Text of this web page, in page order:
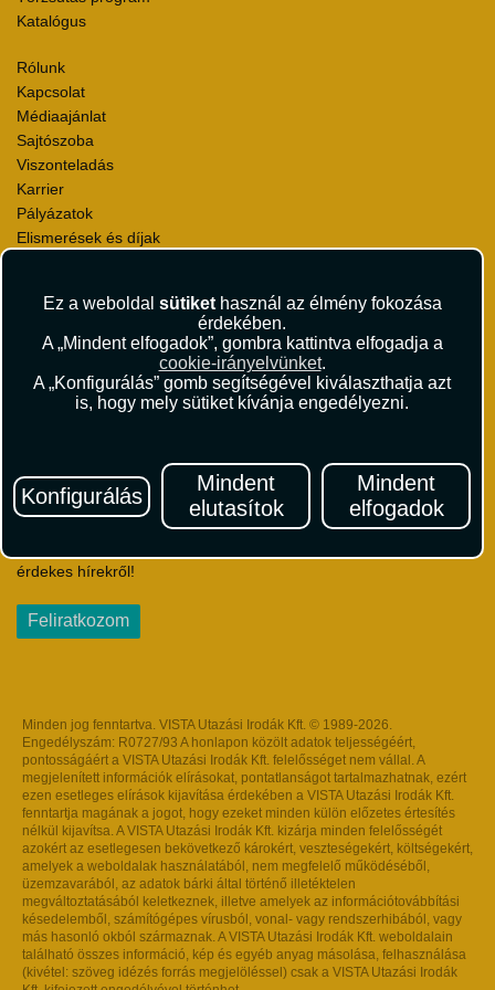
Ez a weboldal sütikethasznál az élmény fokozása
érdekében.
A „Mindent elfogadok”, gombra kattintva elfogadja a
cookie-irányelvünket.
A „Konfigurálás” gomb segítségével kiválaszthatja azt
is, hogy mely sütiket kívánja engedélyezni.
Konfigurálás
Mindent
elutasítok
Mindent
elfogadok
Katalógus
Rólunk
Kapcsolat
Médiaajánlat
Sajtószoba
Viszonteladás
Karrier
Pályázatok
Elismerések és díjak
Utazási Csomag Szerződési Feltételek
Útlemondás-biztosítás Szerződési Feltételek
Utasbiztosítás Szerződési Feltételek
Repülőjegy Szerződési Feltételek
Adatvédelem
Hírlevél
Iratkozzon fel Magyarország egyik legszínesebb utazási
érdekes hírekről!
Feliratkozom
Minden jog fenntartva. VISTA Utazási Irodák Kft. © 1989-2026.
Engedélyszám: R0727/93 A honlapon közölt adatok teljességéért,
pontosságáért a VISTA Utazási Irodák Kft. felelősséget nem vállal. A
megjelenített információk elírásokat, pontatlanságot tartalmazhatnak, ezért
ezen esetleges elírások kijavítása érdekében a VISTA Utazási Irodák Kft.
fenntartja magának a jogot, hogy ezeket minden külön előzetes értesítés
nélkül kijavítsa. A VISTA Utazási Irodák Kft. kizárja minden felelősségét
azokért az esetlegesen bekövetkező károkért, veszteségekért, költségekért,
amelyek a weboldalak használatából, nem megfelelő működéséből,
üzemzavarából, az adatok bárki által történő illetéktelen
megváltoztatásából keletkeznek, illetve amelyek az információtovábbítási
késedelemből, számítógépes vírusból, vonal- vagy rendszerhibából, vagy
más hasonló okból származnak. A VISTA Utazási Irodák Kft. weboldalain
található összes információ, kép és egyéb anyag másolása, felhasználása
(kivétel: szöveg idézés forrás megjelöléssel) csak a VISTA Utazási Irodák